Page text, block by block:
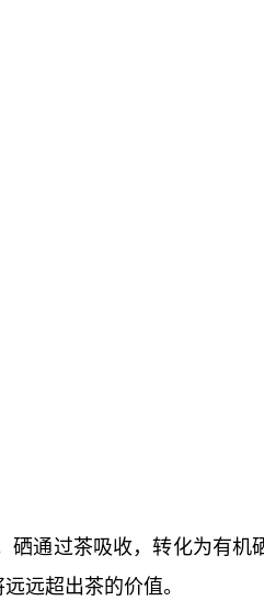
硒通过茶吸收，转化为有机
远超出茶的价值。